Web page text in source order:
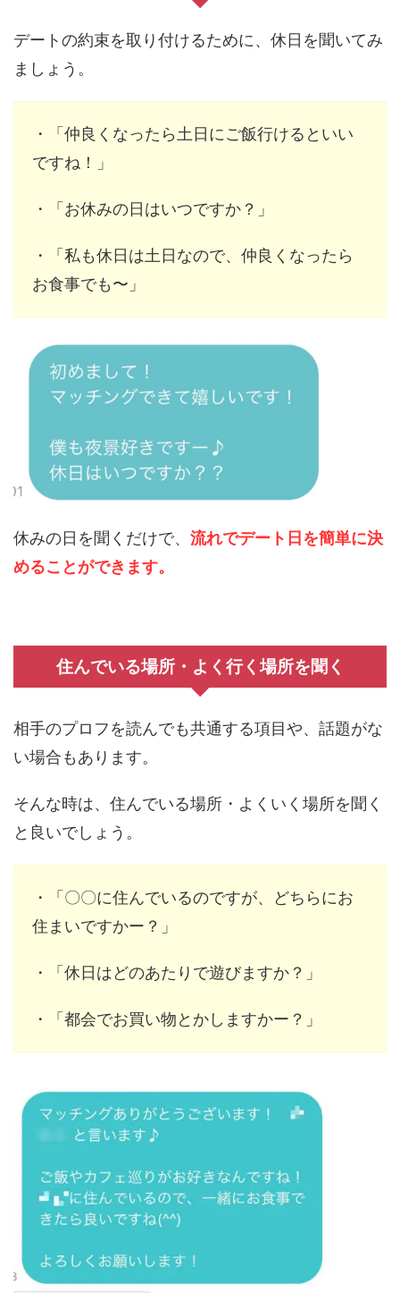
デートの約束を取り付けるために、休日を聞いてみ
ましょう。
・「仲良くなったら土日にご飯行けるといい
ですね！」
・「お休みの日はいつですか？」
・「私も休日は土日なので、仲良くなったら
お食事でも〜」
休みの日を聞くだけで、 流れでデート日を簡単に決
めることができます。
住んでいる場所・よく行く場所を聞く
相手のプロフを読んでも共通する項目や、話題がな
い場合もあります。
そんな時は、住んでいる場所・よくいく場所を聞く
と良いでしょう。
・「〇〇に住んでいるのですが、どちらにお
住まいですかー？」
・「休日はどのあたりで遊びますか？」
・「都会でお買い物とかしますかー？」